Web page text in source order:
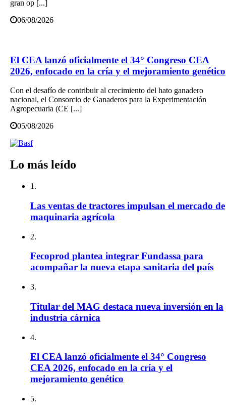
gran op [...]
06/08/2026
El CEA lanzó oficialmente el 34° Congreso CEA
2026, enfocado en la cría y el mejoramiento genético
Con el desafío de contribuir al crecimiento del hato ganadero
nacional, el Consorcio de Ganaderos para la Experimentación
Agropecuaria (CE [...]
05/08/2026
Lo más leído
1.
Las ventas de tractores impulsan el mercado de
maquinaria agrícola
2.
Fecoprod plantea integrar Fundassa para
acompañar la nueva etapa sanitaria del país
3.
Titular del MAG destaca nueva inversión en la
industria cárnica
4.
El CEA lanzó oficialmente el 34° Congreso
CEA 2026, enfocado en la cría y el
mejoramiento genético
5.